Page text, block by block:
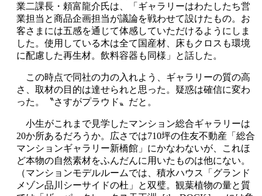
業二課長・頼富龍介氏は、「ギャラリーはわたしたち営
業担当と商品企画担当が議論を戦わせて設けたもの。お
客さまには五感を通じて体感していただけるようにしま
した。使用している木は全て国産材、床もクロスも環境
に配慮した再生材。飲料容器も同様」と話した。
この時点で同社の力の入れよう、ギャラリーの質の高
さ、取材の目的は達せられと思った。疑惑は確信に変わ
った。〝さすがプラウド〟だと。
小生がこれまで見学したマンション総合ギャラリーは
20か所あるだろうか。広さでは710坪の住友不動産「総合
マンションギャラリー新橋館」にかなわないが、これほ
ど本物の自然素材をふんだんに用いたものは他にない。
（マンションモデルルームでは、積水ハウス「グランド
メゾン品川シーサイドの杜」と双璧。観葉植物の量と質